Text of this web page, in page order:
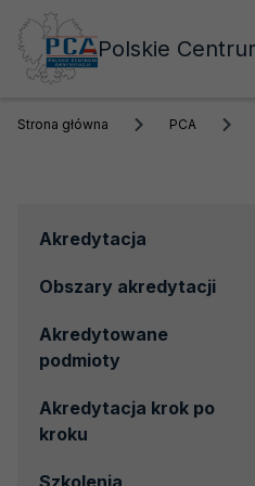
Polskie
Strona główna PCA
Menu
Akredytacja
Obszary akredytacji
Akredytowane
podmioty
Akredytacja krok po
kroku
Szkolenia